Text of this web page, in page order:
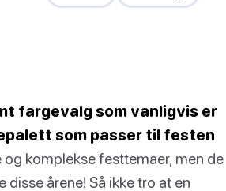
fargevalg som vanligvis er
som passer til festen
komplekse festtemaer, men de
årene! Så ikke tro at en